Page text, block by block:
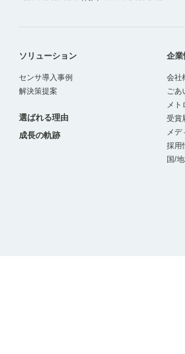
ソリューション
センサ導入事例
解決策提案
選ばれる理由
成長の軌跡
企業
会社
ごあ
メト
受賞
メデ
採用
国/